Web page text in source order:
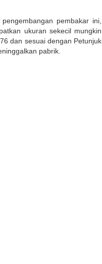
pembakar ini,
ukuran sekecil mungkin
dan sesuai dengan Petunjuk
pabrik.